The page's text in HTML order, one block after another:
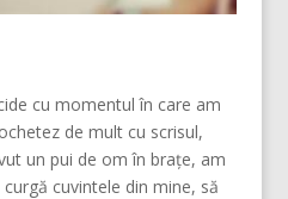
cu momentul în care am
de mult cu scrisul,
un pui de om în brațe, am
cuvintele din mine, să